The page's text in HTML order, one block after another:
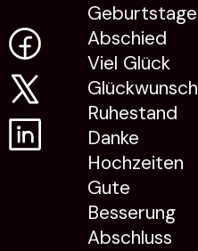
Geburtstage
Abschied
Viel Glück
Glückwunsch
Ruhestand
Danke
Hochzeiten
Gute
Besserung
Abschluss